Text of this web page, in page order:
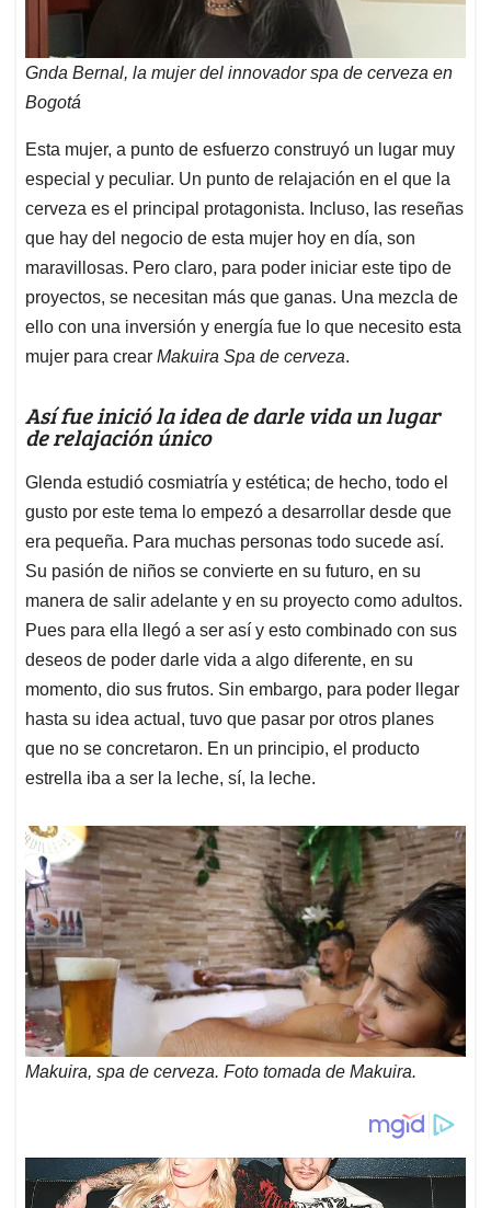
Gnda Bernal, la mujer del innovador spa de cerveza en
Bogotá
Esta mujer, a punto de esfuerzo construyó un lugar muy
especial y peculiar. Un punto de relajación en el que la
cerveza es el principal protagonista. Incluso, las reseñas
que hay del negocio de esta mujer hoy en día, son
maravillosas. Pero claro, para poder iniciar este tipo de
proyectos, se necesitan más que ganas. Una mezcla de
ello con una inversión y energía fue lo que necesito esta
mujer para crear Makuira Spa de cerveza.
Así fue inició la idea de darle vida un lugar
de relajación único
Glenda estudió cosmiatría y estética; de hecho, todo el
gusto por este tema lo empezó a desarrollar desde que
era pequeña. Para muchas personas todo sucede así.
Su pasión de niños se convierte en su futuro, en su
manera de salir adelante y en su proyecto como adultos.
Pues para ella llegó a ser así y esto combinado con sus
deseos de poder darle vida a algo diferente, en su
momento, dio sus frutos. Sin embargo, para poder llegar
hasta su idea actual, tuvo que pasar por otros planes
que no se concretaron. En un principio, el producto
estrella iba a ser la leche, sí, la leche.
Makuira, spa de cerveza. Foto tomada de Makuira.